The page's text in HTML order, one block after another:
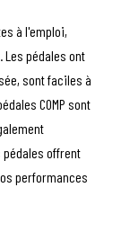
à l'emploi,
pédales ont
sont faciles à
COMP sont
pédales offrent
performances